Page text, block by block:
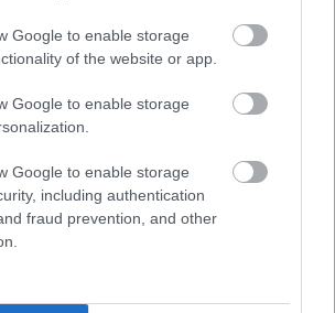
Google to enable storage
of the website or app.
Google to enable storage
Google to enable storage
including authentication
fraud prevention, and other
शेफको चक्कु प्रयोग गरेर काठको काट्ने
ताजा अरुगुला टिप्दै हातहरू।.
रिजोल्युसनका लागि छविमा क्लिक वा ट्याप